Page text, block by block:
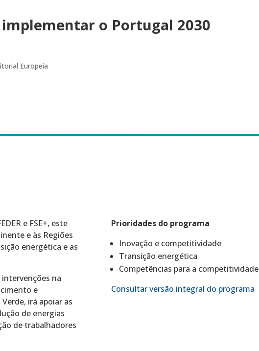
o Portugal 2030
Europeia
e FSE+, este
e às Regiões
energética e as
na
e
irá apoiar as
de energias
de trabalhadores
Prioridades do programa
Inovação e competitividade
Transição energética
Competências para a competitividade
Consultar versão integral do programa